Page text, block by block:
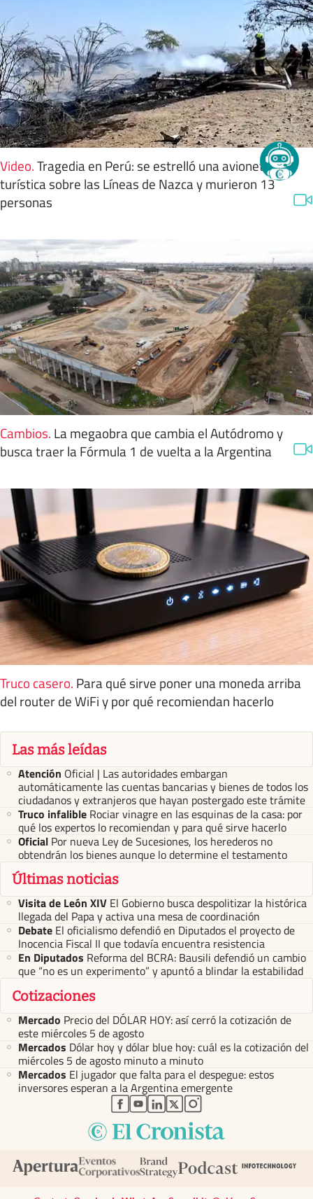
Video.Tragedia en Perú: se estrelló una avioneta
turística sobre las Líneas de Nazca y murieron 13
personas
Cambios. La megaobra que cambia el Autódromo y
busca traer la Fórmula 1 de vuelta a la Argentina
Truco casero. Para qué sirve poner una moneda arriba
del router de WiFi y por qué recomiendan hacerlo
Las más leídas
Atención Oficial | Las autoridades embargan
automáticamente las cuentas bancarias y bienes de todos los
ciudadanos y extranjeros que hayan postergado este trámite
Truco infalible Rociar vinagre en las esquinas de la casa: por
qué los expertos lo recomiendan y para qué sirve hacerlo
Oficial Por nueva Ley de Sucesiones, los herederos no
obtendrán los bienes aunque lo determine el testamento
Últimas noticias
Visita de León XIV El Gobierno busca despolitizar la histórica
llegada del Papa y activa una mesa de coordinación
Debate El oficialismo defendió en Diputados el proyecto de
Inocencia Fiscal II que todavía encuentra resistencia
En Diputados Reforma del BCRA: Bausili defendió un cambio
que “no es un experimento” y apuntó a blindar la estabilidad
Cotizaciones
Mercado Precio del DÓLAR HOY: así cerró la cotización de
este miércoles 5 de agosto
Mercados Dólar hoy y dólar blue hoy: cuál es la cotización del
miércoles 5 de agosto minuto a minuto
Mercados El jugador que falta para el despegue: estos
inversores esperan a la Argentina emergente
abre en nueva pestaña
abre en nueva pestaña
abre en nueva pestaña
abre en nueva pestaña
abre en nueva pestaña